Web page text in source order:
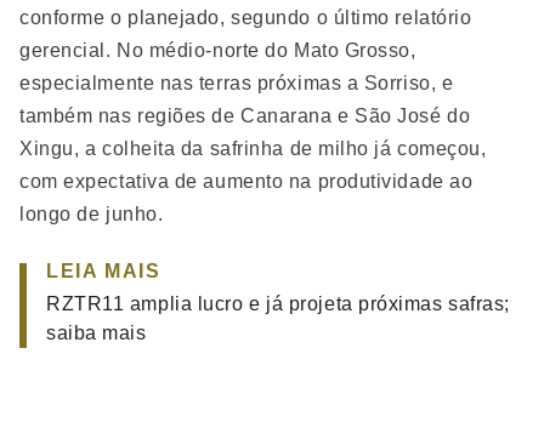
conforme o planejado, segundo o último relatório
gerencial. No médio-norte do Mato Grosso,
especialmente nas terras próximas a Sorriso, e
também nas regiões de Canarana e São José do
Xingu, a colheita da safrinha de milho já começou,
com expectativa de aumento na produtividade ao
longo de junho.
LEIA MAIS
RZTR11 amplia lucro e já projeta próximas safras;
saiba mais